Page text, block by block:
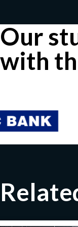
Our
with